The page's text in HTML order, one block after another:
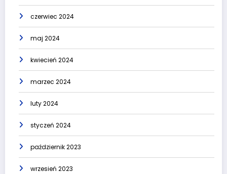
czerwiec 2024
maj 2024
kwiecień 2024
marzec 2024
luty 2024
styczeń 2024
październik 2023
wrzesień 2023